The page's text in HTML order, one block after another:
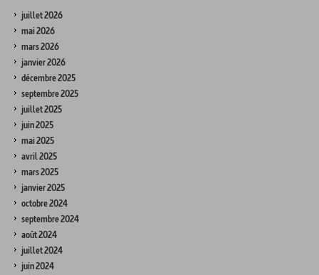
juillet 2026
mai 2026
mars 2026
janvier 2026
décembre 2025
septembre 2025
juillet 2025
juin 2025
mai 2025
avril 2025
mars 2025
janvier 2025
octobre 2024
septembre 2024
août 2024
juillet 2024
juin 2024